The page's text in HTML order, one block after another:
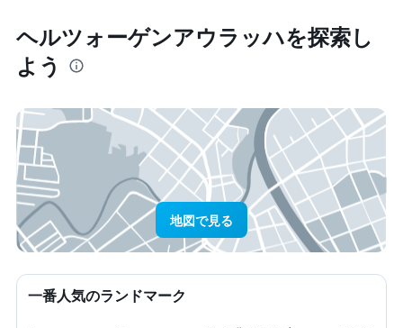
ヘルツォーゲンアウラッハ​を探索し
よう
地図で見る
一番人気のランドマーク